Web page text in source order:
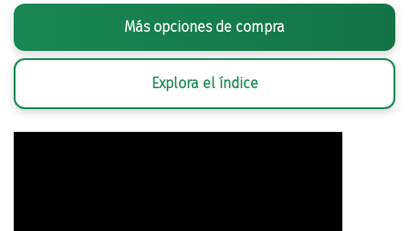
Más opciones de compra
Explora el índice